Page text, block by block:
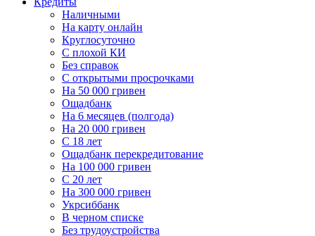
Наличными
На карту онлайн
Круглосуточно
С плохой КИ
Без справок
C открытыми просрочками
На 50 000 гривен
Ощадбанк
На 6 месяцев (полгода)
На 20 000 гривен
С 18 лет
Ощадбанк перекредитование
На 100 000 гривен
С 20 лет
На 300 000 гривен
Укрсиббанк
В черном списке
Без трудоустройства